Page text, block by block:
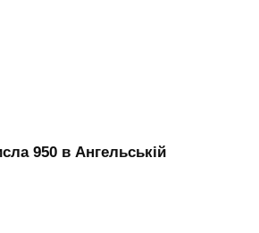
950 в Ангельській